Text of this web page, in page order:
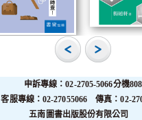
申訴專線：02-2705-5066分機808
客服專線：02-27055066 傳真：02-
五南圖書出版股份有限公司